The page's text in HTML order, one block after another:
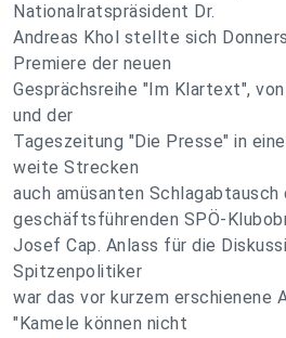
Nationalratspräsident Dr.
Andreas Khol stellte sich
Premiere der neuen
Gesprächsreihe "Im Klartext",
und der
Tageszeitung "Die Presse" in
weite Strecken
auch amüsanten Schlagabtausch
geschäftsführenden SPÖ-
Josef Cap. Anlass für die
Spitzenpolitiker
war das vor kurzem erschienene
"Kamele können nicht